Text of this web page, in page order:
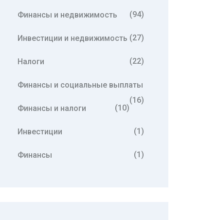
Финансы и недвижимость (94)
Инвестиции и недвижимость (27)
Налоги (22)
Финансы и социальные выплаты
(16)
Финансы и налоги
(10)
Инвестиции (1)
Финансы (1)